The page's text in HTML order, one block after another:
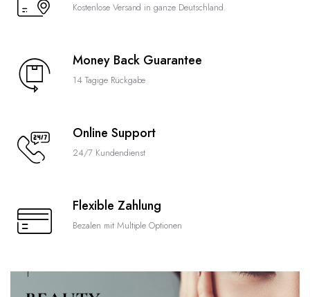
Kostenlose Versand in ganze Deutschland.
Money Back Guarantee
14 Tagige Rückgabe
Online Support
24/7 Kundendienst
Flexible Zahlung
Bezalen mit Multiple Optionen